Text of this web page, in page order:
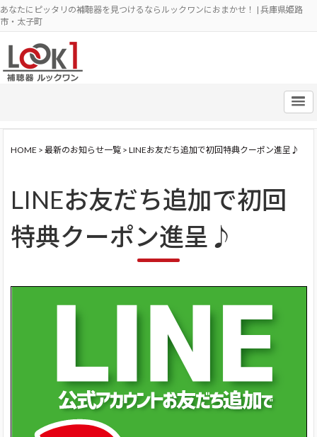
あなたにピッタリの補聴器を見つけるならルックワンにおまかせ！ | 兵庫県姫路
市・太子町
HOME >最新のお知らせ一覧 >LINEお友だち追加で初回特典クーポン進呈♪
LINEお友だち追加で初回
特典クーポン進呈♪